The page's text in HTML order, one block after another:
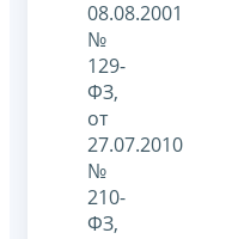
08.08.2001
№
129-
ФЗ,
от
27.07.2010
№
210-
ФЗ,